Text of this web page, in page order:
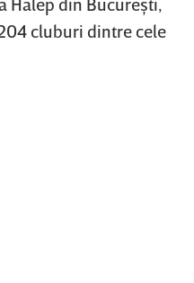
cluburi dintre cele